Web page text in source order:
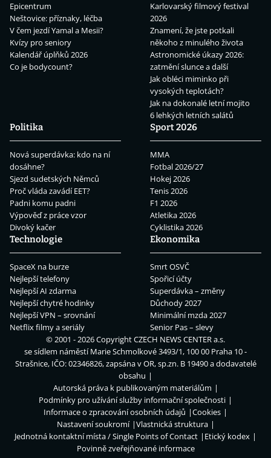
Epicentrum
Neštovice: příznaky, léčba
V čem jezdí Yamal a Mesii?
Kvízy pro seniory
Kalendář úplňků 2026
Co je bodycount?
Karlovarský filmový festival
2026
Znamení, že jste potkali
někoho z minulého života
Astronomické úkazy 2026:
zatmění slunce a další
Jak obléci miminko při
vysokých teplotách?
Jak na dokonalé letní mojito
6 lehkých letních salátů
Politika
Nová superdávka: kdo na ní
dosáhne?
Sjezd sudetských Němců
Proč vláda zavádí EET?
Padni komu padni
Výpověď z práce vzor
Divoký kačer
Sport 2026
MMA
Fotbal 2026/27
Hokej 2026
Tenis 2026
F1 2026
Atletika 2026
Cyklistika 2026
Technologie
SpaceX na burze
Nejlepší telefony
Nejlepší AI zdarma
Nejlepší chytré hodinky
Nejlepší VPN – srovnání
Netflix filmy a seriály
Ekonomika
Smrt OSVČ
Spořicí účty
Superdávka – změny
Důchody 2027
Minimální mzda 2027
Senior Pas – slevy
© 2001 - 2026 CopyrightCZECH NEWS CENTER a.s.
se sídlem náměstí Marie Schmolkové 3493/1, 100 00 Praha 10 -
Strašnice, IČO: 02346826, zapsána v OR, sp.zn. B 19490 a dodavatelé
obsahu
Autorská práva k publikovaným materiálům
Podmínky pro užívání služby informační společnosti
Informace o zpracování osobních údajů
Cookies
Nastavení soukromí
Vlastnická struktura
Jednotná kontaktní místa / Single Points of Contact
Etický kodex
Povinně zveřejňované informace